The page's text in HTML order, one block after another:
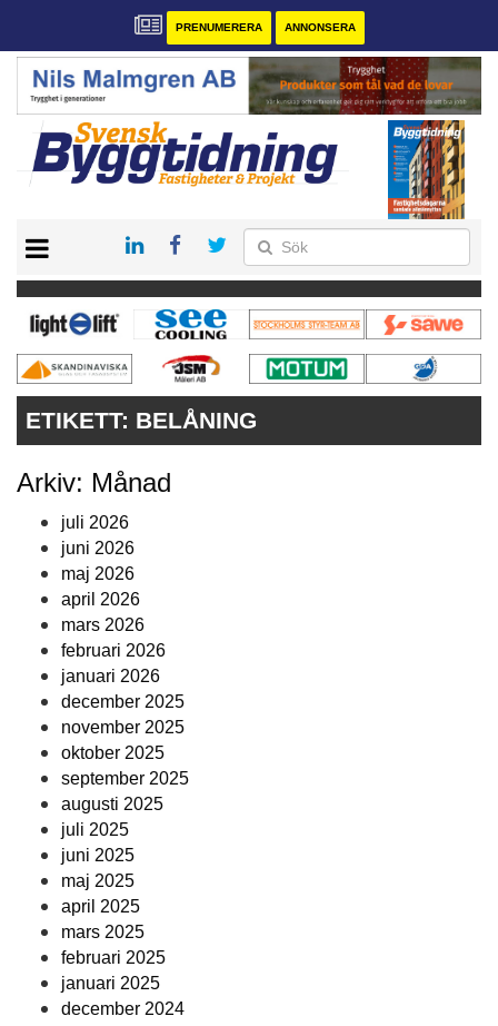
PRENUMERERA ANNONSERA
PRENUMERERA
VÅRA ANDRA MAGASIN
ANNONSERA
KONTAKT
ETIKETT: BELÅNING
Arkiv: Månad
juli 2026
juni 2026
maj 2026
april 2026
mars 2026
februari 2026
januari 2026
december 2025
november 2025
oktober 2025
september 2025
augusti 2025
juli 2025
juni 2025
maj 2025
april 2025
mars 2025
februari 2025
januari 2025
december 2024